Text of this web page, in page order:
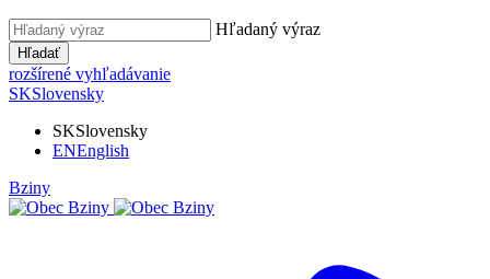
Hľadaný výraz
Hľadať
rozšírené vyhľadávanie
SKSlovensky
SKSlovensky
ENEnglish
Bziny